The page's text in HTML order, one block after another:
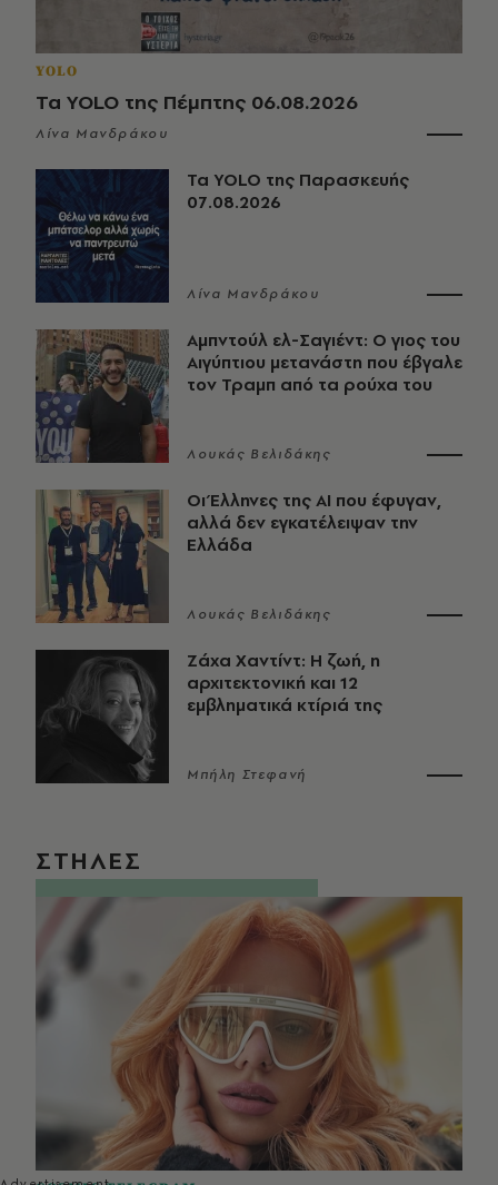
YOLO
Τα YOLO της Πέμπτης 06.08.2026
Λίνα Μανδράκου
Τα YOLO της Παρασκευής
07.08.2026
Λίνα Μανδράκου
Αμπντούλ ελ-Σαγιέντ: Ο γιος του
Αιγύπτιου μετανάστη που έβγαλε
τον Τραμπ από τα ρούχα του
Λουκάς Βελιδάκης
Οι Έλληνες της ΑΙ που έφυγαν,
αλλά δεν εγκατέλειψαν την
Ελλάδα
Λουκάς Βελιδάκης
Ζάχα Χαντίντ: Η ζωή, η
αρχιτεκτονική και 12
εμβληματικά κτίριά της
Μπήλη Στεφανή
ΣΤΗΛΕΣ